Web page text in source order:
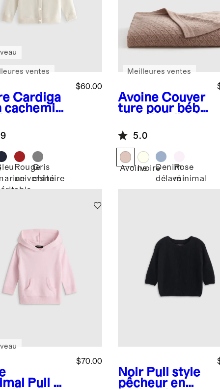
Cardiga
cachemire
$60.00
ventes
Rouge
universitaire
Gris
chiné
Avoine Couver
ture pour bébé
cachemire de
Mongolie
Meilleures ventes
5.0
AvoineIvoireDenim
délavé
Rose
minimal
Pull à
$70.00
Noir Pull style
pêcheur en